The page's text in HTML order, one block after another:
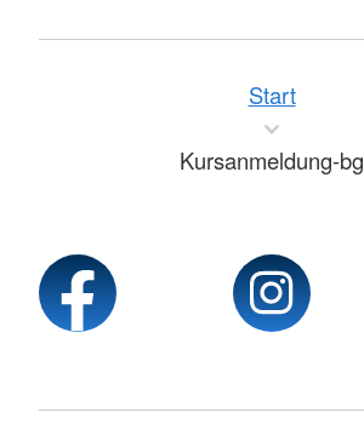
Start
Kursanmeldung-bg